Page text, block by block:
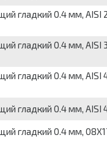
гладкий 0.4 мм, AISI
гладкий 0.4 мм, AISI
гладкий 0.4 мм, AISI
гладкий 0.4 мм, AISI
гладкий 0.4 мм,